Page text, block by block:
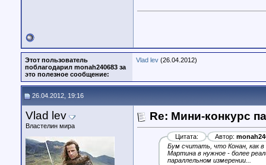
Этот пользователь
поблагодарил monah240683 за
это полезное сообщение:
Vlad lev (26.04.2012)
26.04.2012, 19:16
Vlad lev
Властелин мира
Re: Мини-конкурс
Цитата: Автор:
Бум считать, что Конан, как
Мартина в нужное - более
параллельном измерении...